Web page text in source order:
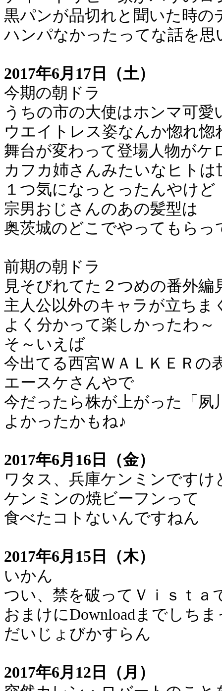
黒パンが品切れと聞いた時
ハンパなかったってな話を思
2017年6月17日（土）
今期の朝ドラ
うちの市の大使はホンマ可愛
ウエイトレス姿なんか惚れ惚
舞台が変わって登場人物が
カフカ姉さんみたいなヒト
１つ気になっとったんやけど
宗男おじさんのあの髪型は
奥茨城のどこでやってもらっ
前期の朝ドラ
見そびれてた２つめの番外編
主人公以外のキャラが立ちま
よく分かって楽しかったわ～
そ～いえば
今出てる西宮ＷＡＬＫＥＲの
エースケさんやで
今だったら株が上がった「夙
よかったかもね♪
2017年6月16日（金）
ワタス、兵庫ケンミンですけ
ケンミンの焼ビーフンって
食べたコトないんですねん
2017年6月15日（木）
いかん
つい、禁を破ってＶｉｓｔａ
おまけにDownloadまでしちま
だいじょびかすらん
2017年6月12日（月）